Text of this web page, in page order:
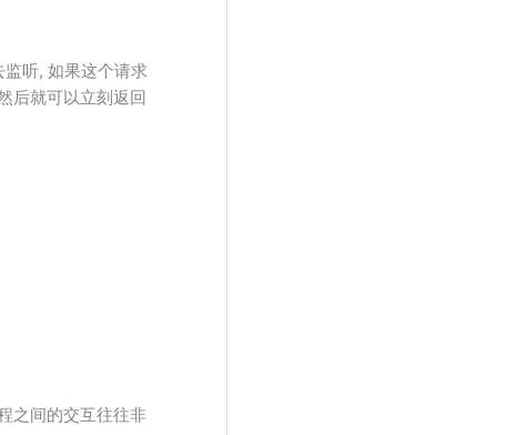
听, 如果这个请求
后就可以立刻返回
之间的交互往往非